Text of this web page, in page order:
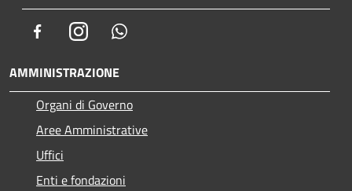
FacebookInstagram
AMMINISTRAZIONE
Organi di Governo
Aree Amministrative
Uffici
Enti e fondazioni